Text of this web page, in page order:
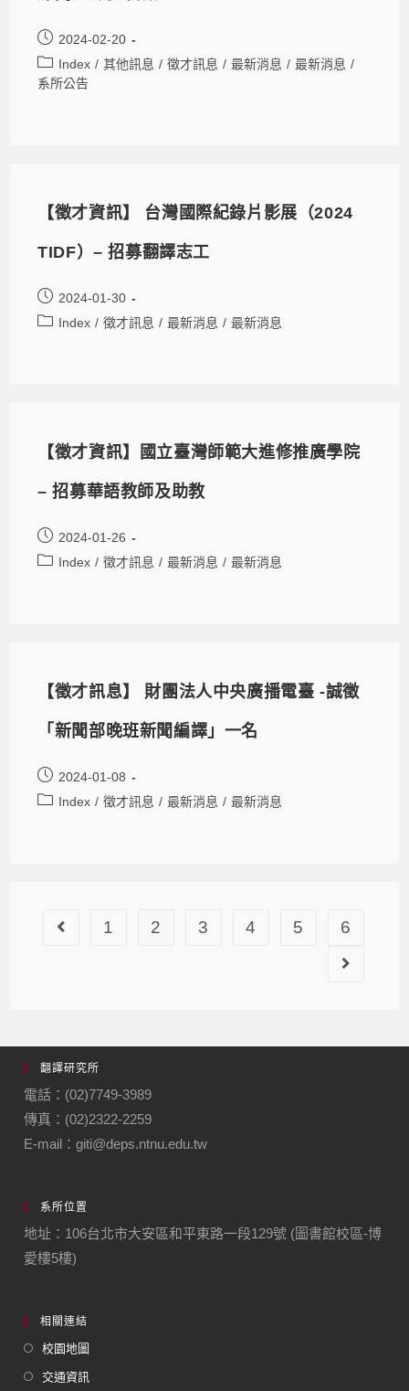
2024-02-20
Index / 其他訊息 / 徵才訊息 / 最新消息 / 最新消息 /
系所公告
【徵才資訊】 台灣國際紀錄片影展（2024
TIDF）– 招募翻譯志工
2024-01-30
Index / 徵才訊息 / 最新消息 / 最新消息
【徵才資訊】國立臺灣師範大進修推廣學院
– 招募華語教師及助教
2024-01-26
Index / 徵才訊息 / 最新消息 / 最新消息
【徵才訊息】 財團法人中央廣播電臺 -誠徵
「新聞部晚班新聞編譯」一名
2024-01-08
Index / 徵才訊息 / 最新消息 / 最新消息
1 2 3 4 5 6
翻譯研究所
電話：(02)7749-3989
傳真：(02)2322-2259
E-mail：giti@deps.ntnu.edu.tw
系所位置
地址：106台北市大安區和平東路一段129號 (圖書館校區-博
愛樓5樓)
相關連結
校園地圖
交通資訊